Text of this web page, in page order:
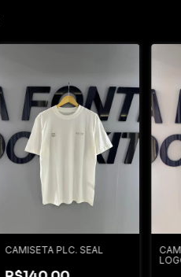
CAMISETA PLC. SEAL